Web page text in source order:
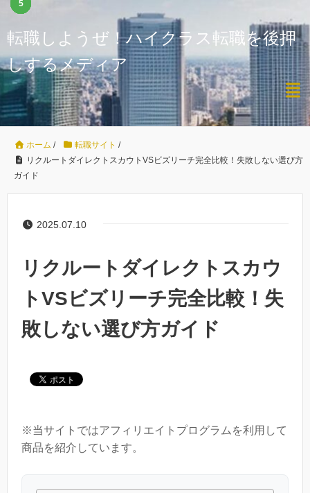
転職しようぜ！ハイクラス転職を後押
しするメディア
ホーム / 転職サイト /
リクルートダイレクトスカウトVSビズリーチ完全比較！失敗しない選び方
ガイド
2025.07.10
リクルートダイレクトスカウ
トVSビズリーチ完全比較！失
敗しない選び方ガイド
※当サイトではアフィリエイトプログラムを利用して
商品を紹介しています。
1
2
3
4
5